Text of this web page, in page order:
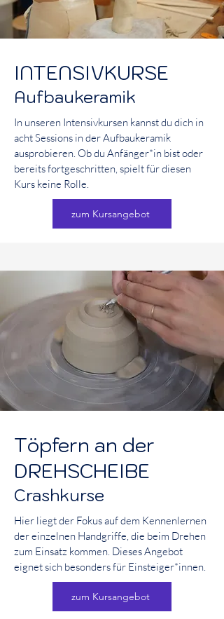
INTENSIVKURSE
Aufbaukeramik
In unseren Intensivkursen kannst du dich in
acht Sessions in der Aufbaukeramik
ausprobieren. Ob du Anfänger*in bist oder
bereits fortgeschritten, spielt für diesen
Kurs keine Rolle.
zum Kursangebot
Töpfern an der
DREHSCHEIBE
Crashkurse
Hier liegt der Fokus auf dem Kennenlernen
der einzelnen Handgriffe, die beim Drehen
zum Einsatz kommen. Dieses Angebot
eignet sich besonders für Einsteiger*innen.
zum Kursangebot